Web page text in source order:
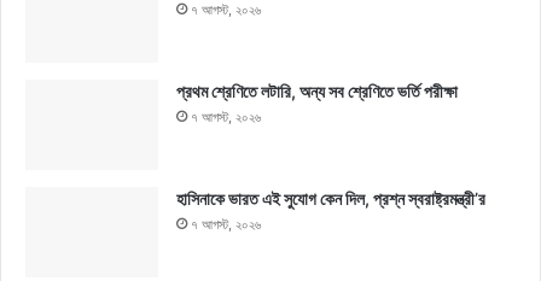
৭ আগস্ট, ২০২৬
প্রথম শ্রেণিতে লটারি, অন্য সব শ্রেণিতে ভর্তি পরীক্ষা
৭ আগস্ট, ২০২৬
হাসিনাকে ভারত এই সুযোগ কেন দিল, প্রশ্ন স্বরাষ্ট্রমন্ত্রী’র
৭ আগস্ট, ২০২৬